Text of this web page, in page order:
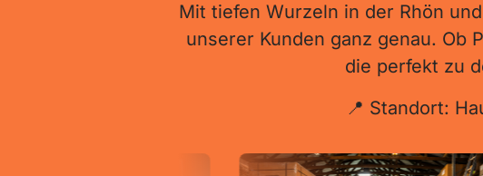
Mit tiefen Wurzeln in der Rhön und
unserer Kunden ganz genau. Ob
die perfekt zu
📍 Standort: